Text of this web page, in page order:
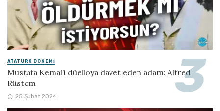
ATATÜRK DÖNEMI
Mustafa Kemal’i düelloya davet eden adam: Alfred
Rüstem
25 Şubat 2024